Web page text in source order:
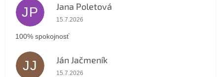
JP Jana Poletová
Hodnotenie obchodu je 5 z 5 hviezdičiek.
15.7.2026
100% spokojnosť
JJ Ján Jačmeník
Hodnotenie obchodu je 5 z 5 hviezdičiek.
15.7.2026